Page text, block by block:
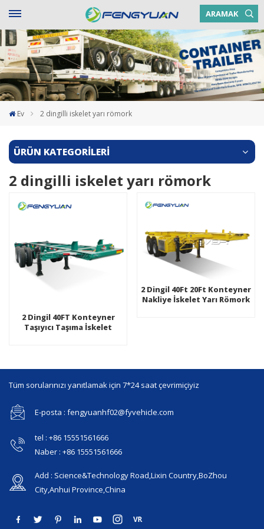
ARAMAK
Ev 2 dingilli iskelet yarı römork
ÜRÜN KATEGORİLERİ
2 dingilli iskelet yarı römork
2 Dingil 40FT Konteyner
Taşıyıcı Taşıma İskelet
2 Dingil 40Ft 20Ft Konteyner
Nakliye İskelet Yarı Römork
Tüm sorularınızı yanıtlamak için 7*24 saat çevrimiçiyiz
E-posta : fengyuanhf02@fyvehicle.com
tel : +86 15551561666
Naber : +86 15551561666
Add : Science&Technology Road,Lixin Country,BoZhou
City,Anhui Province,China